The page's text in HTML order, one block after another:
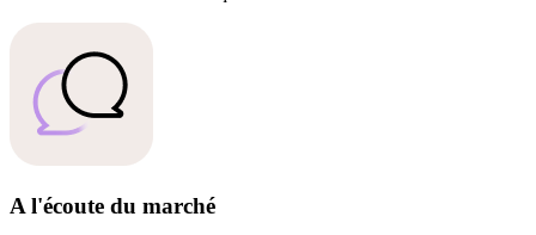
A l'écoute du marché